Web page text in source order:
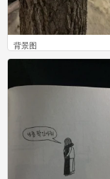
背景图
0